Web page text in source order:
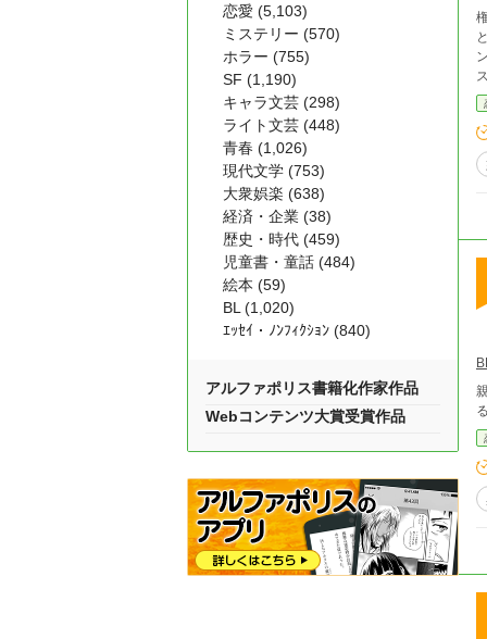
権
ン
と
シ
恋愛 (5,103)
ミステリー (570)
ホラー (755)
SF (1,190)
キャラ文芸 (298)
ライト文芸 (448)
青春 (1,026)
現代文学 (753)
大衆娯楽 (638)
経済・企業 (38)
歴史・時代 (459)
児童書・童話 (484)
絵本 (59)
BL (1,020)
ｴｯｾｲ・ﾉﾝﾌｨｸｼｮﾝ (840)
アルファポリス書籍化作家作品
Webコンテンツ大賞受賞作品